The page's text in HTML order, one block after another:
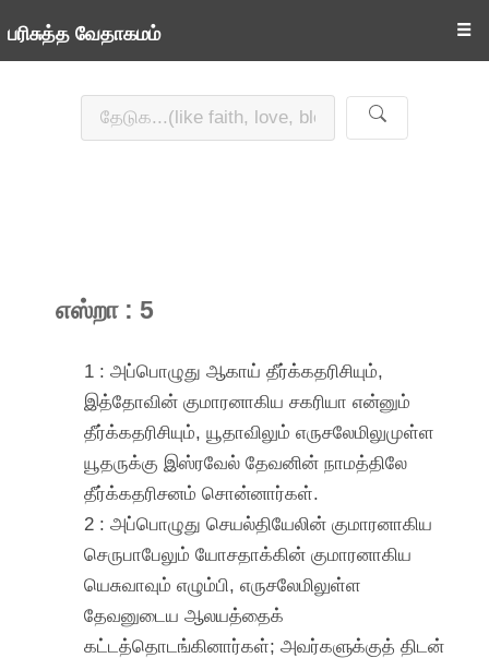
பரிசுத்த வேதாகமம் ☰
எஸ்றா : 5
1 : அப்பொழுது ஆகாய் தீர்க்கதரிசியும்,
இத்தோவின் குமாரனாகிய சகரியா என்னும்
தீர்க்கதரிசியும், யூதாவிலும் எருசலேமிலுமுள்ள
யூதருக்கு இஸ்ரவேல் தேவனின் நாமத்திலே
தீர்க்கதரிசனம் சொன்னார்கள்.
2 : அப்பொழுது செயல்தியேலின் குமாரனாகிய
செருபாபேலும் யோசதாக்கின் குமாரனாகிய
யெசுவாவும் எழும்பி, எருசலேமிலுள்ள
தேவனுடைய ஆலயத்தைக்
கட்டத்தொடங்கினார்கள்; அவர்களுக்குத் திடன்